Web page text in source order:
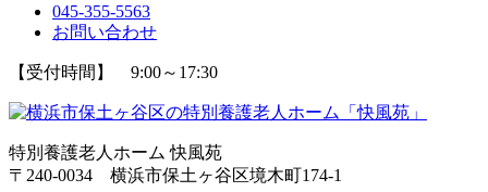
045-355-5563
お問い合わせ
【受付時間】 9:00～17:30
特別養護老人ホーム 快風苑
〒240-0034 横浜市保土ヶ谷区境木町174-1